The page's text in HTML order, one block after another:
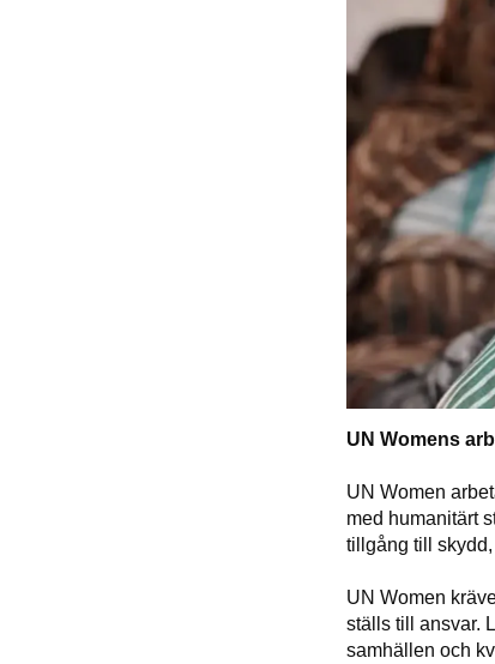
UN Womens
UN Women
med humanitärt
tillgång till
UN Women
ställs till ansvar.
samhällen och